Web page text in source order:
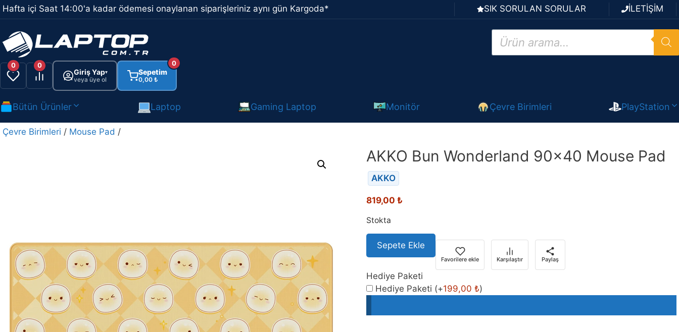
İçeriğe
atla
Hafta içi Saat 14:00'a kadar ödemesi onaylanan siparişleriniz aynı gün Kargoda* SIK SORULAN SORULAR İLETİŞİM
Products
search
0 0
Giriş Yap▾
veya üye ol
Sepetim
0,00 ₺
0
Bütün Ürünler Laptop Gaming Laptop Monitör Çevre Birimleri PlayStation
Çevre Birimleri / Mouse Pad /
AKKO Bun Wonderland 90×40 Mouse Pad
AKKO
819,00 ₺
Stokta
Sepete Ekle
Favorilere ekle Karşılaştır Paylaş
Hediye Paketi
Hediye Paketi (+199,00₺)